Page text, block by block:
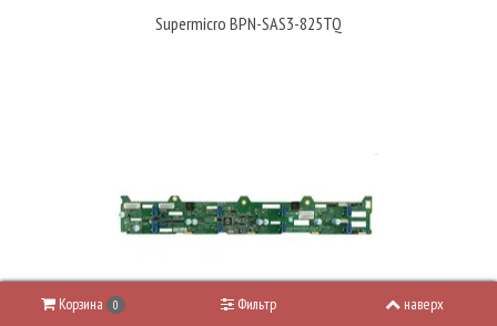
Supermicro BPN-SAS3-825TQ
Корзина 0 Фильтр наверх